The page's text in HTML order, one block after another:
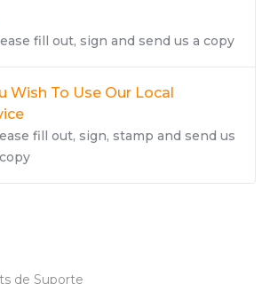
fill out, sign and send us a copy
Wish To Use Our Local
fill out, sign, stamp and send us
de Suporte